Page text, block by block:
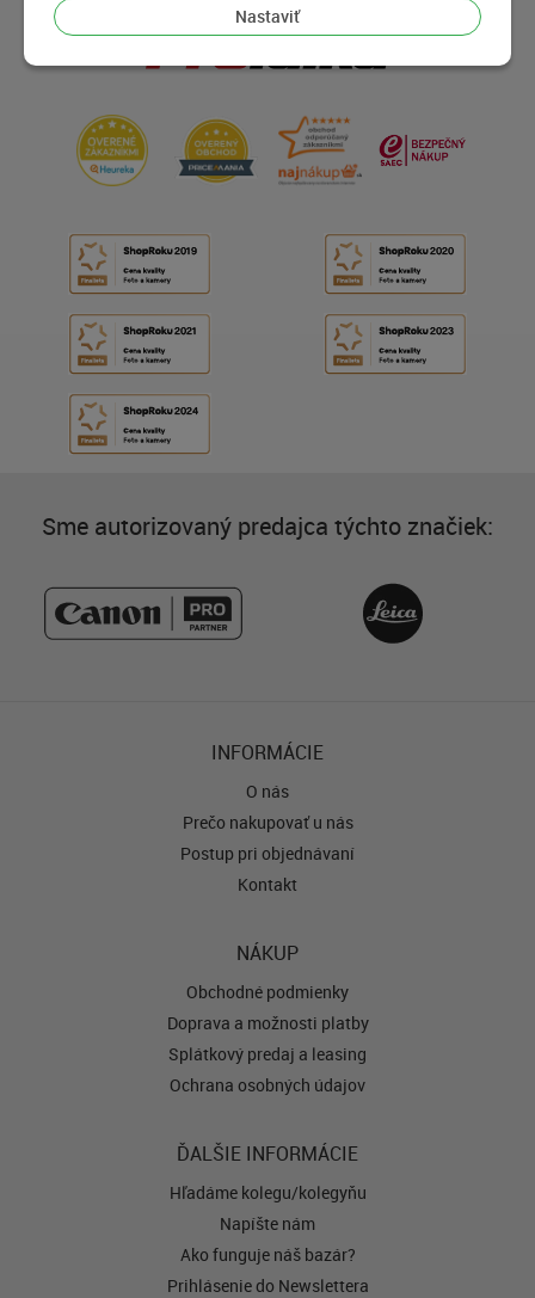
Nastaviť
Sme autorizovaný predajca týchto značiek:
INFORMÁCIE
O nás
Prečo nakupovať u nás
Postup pri objednávaní
Kontakt
NÁKUP
Obchodné podmienky
Doprava a možnosti platby
Splátkový predaj a leasing
Ochrana osobných údajov
ĎALŠIE INFORMÁCIE
Hľadáme kolegu/kolegyňu
Napíšte nám
Ako funguje náš bazár?
Prihlásenie do Newslettera